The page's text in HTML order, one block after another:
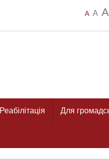
A A A
Реабілітація Для